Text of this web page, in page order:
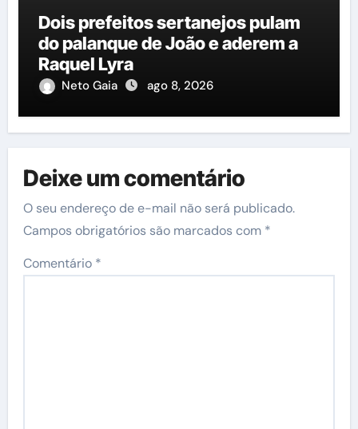
Dois prefeitos sertanejos pulam
do palanque de João e aderem a
Raquel Lyra
Neto Gaia ago 8, 2026
Deixe um comentário
O seu endereço de e-mail não será publicado.
Campos obrigatórios são marcados com *
Comentário *